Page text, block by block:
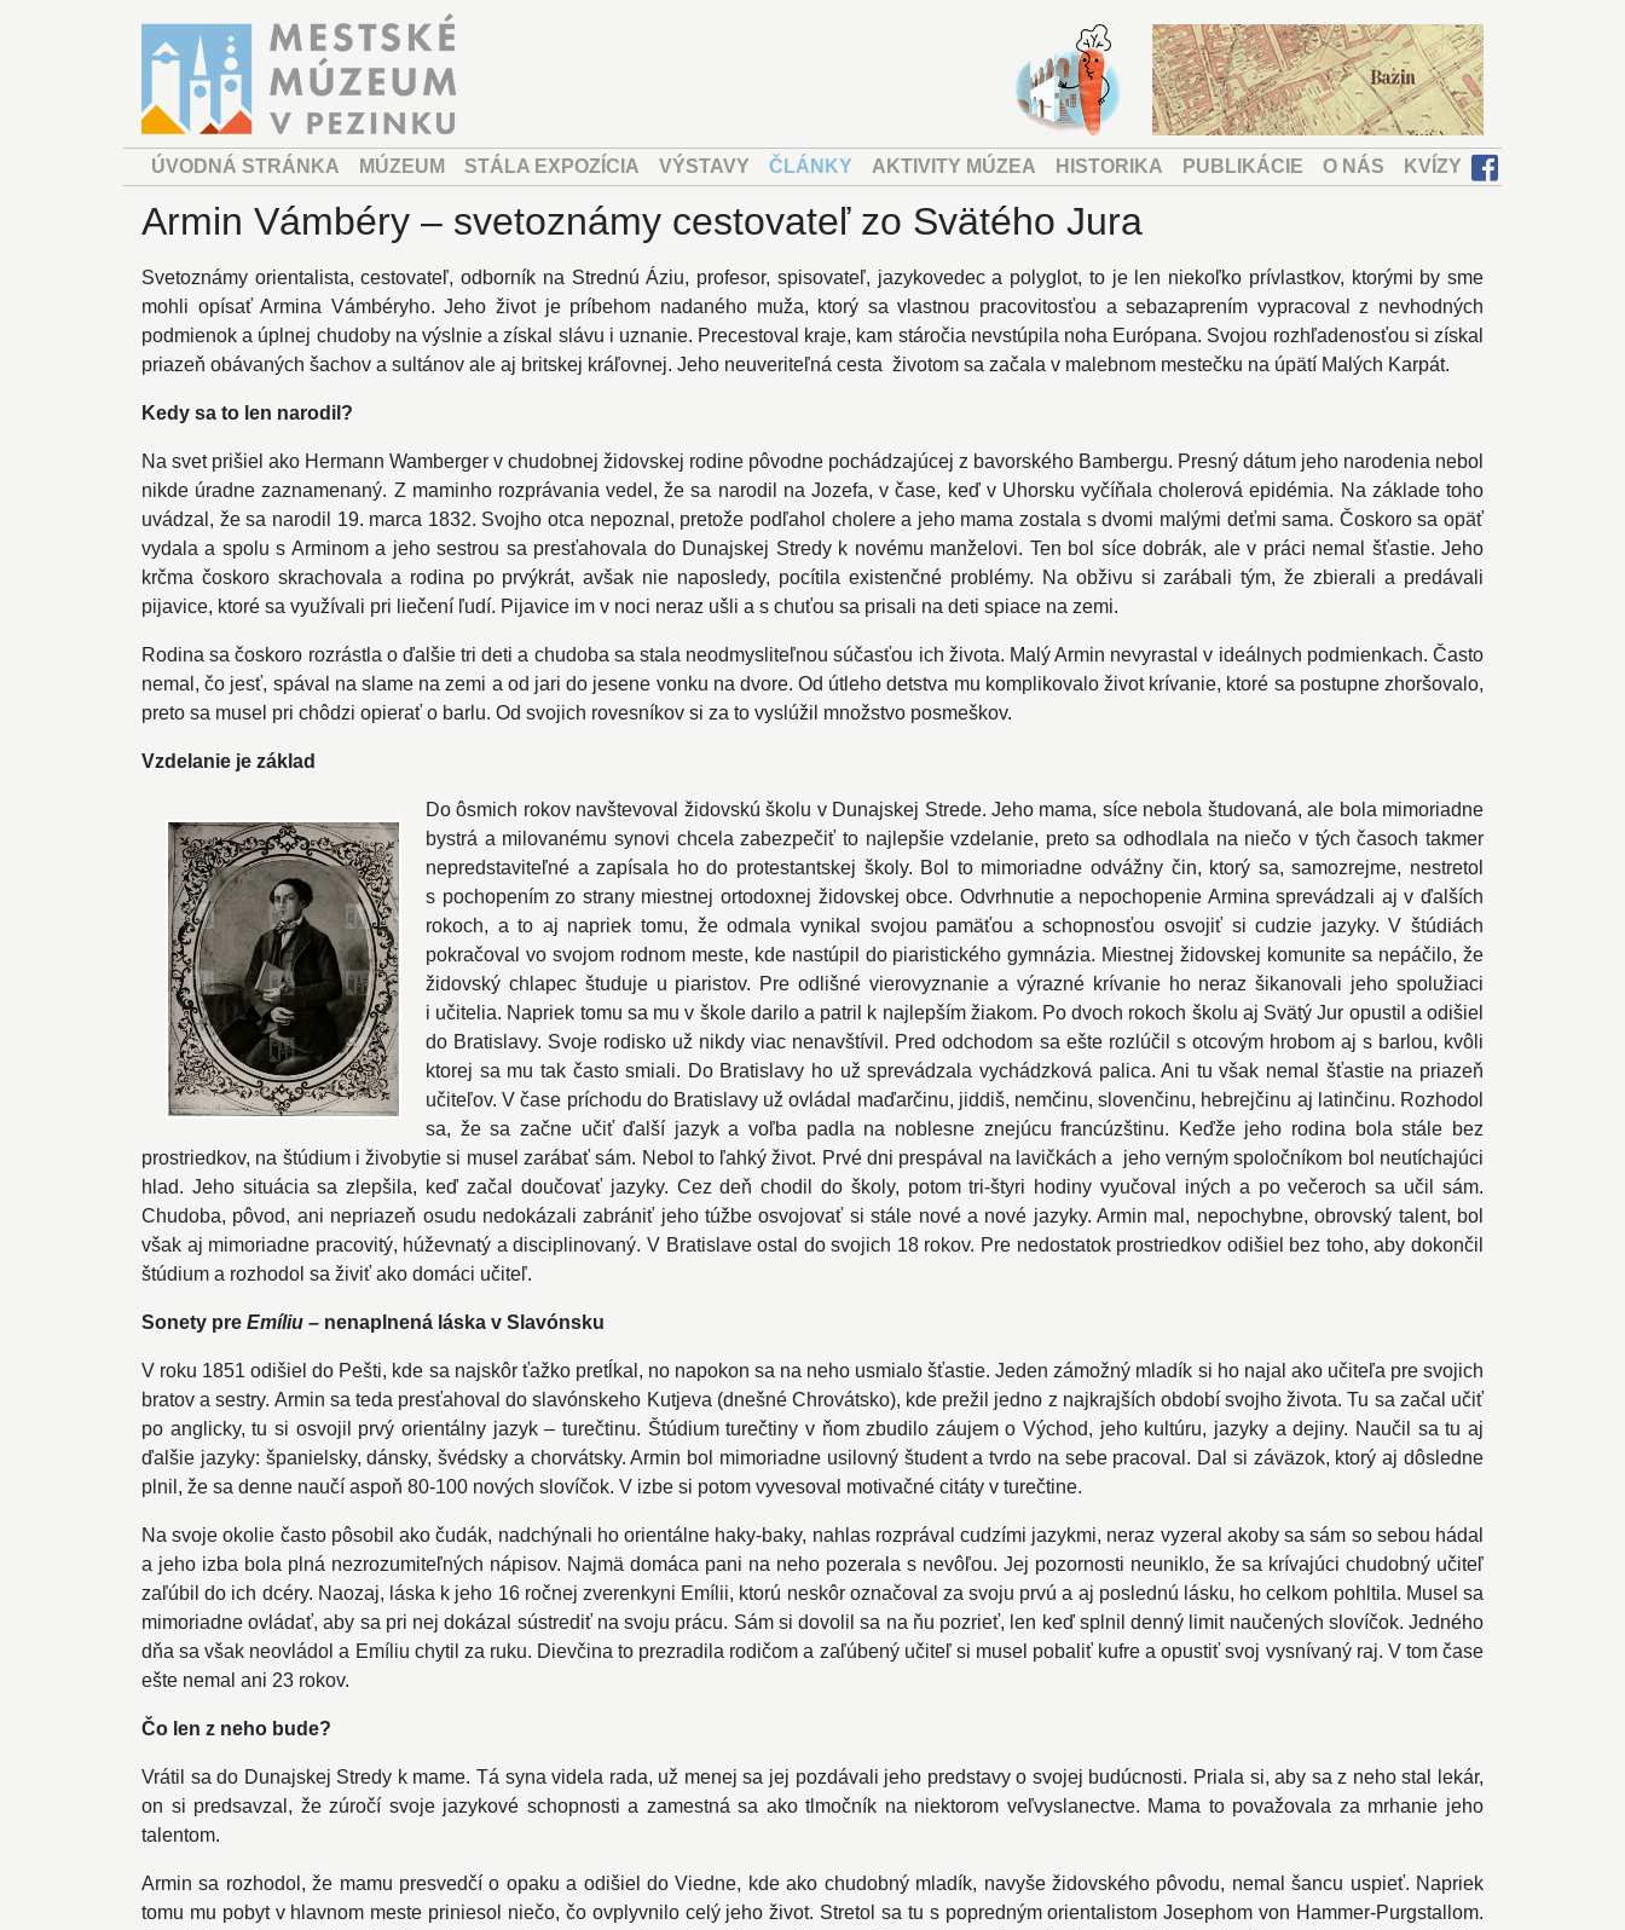
ÚVODNÁ STRÁNKA MÚZEUM STÁLA EXPOZÍCIA VÝSTAVY ČLÁNKY AKTIVITY MÚZEA HISTORIKA PUBLIKÁCIE O NÁS KVÍZY
Armin Vámbéry – svetoznámy cestovateľ zo Svätého Jura
Svetoznámy orientalista, cestovateľ, odborník na Strednú Áziu, profesor, spisovateľ, jazykovedec a polyglot, to je len niekoľko prívlastkov, ktorými by sme
mohli opísať Armina Vámbéryho. Jeho život je príbehom nadaného muža, ktorý sa vlastnou pracovitosťou a sebazaprením vypracoval z nevhodných
podmienok a úplnej chudoby na výslnie a získal slávu i uznanie. Precestoval kraje, kam stáročia nevstúpila noha Európana. Svojou rozhľadenosťou si získal
priazeň obávaných šachov a sultánov ale aj britskej kráľovnej. Jeho neuveriteľná cesta životom sa začala v malebnom mestečku na úpätí Malých Karpát.
Kedy sa to len narodil?
Na svet prišiel ako Hermann Wamberger v chudobnej židovskej rodine pôvodne pochádzajúcej z bavorského Bambergu. Presný dátum jeho narodenia nebol
nikde úradne zaznamenaný. Z maminho rozprávania vedel, že sa narodil na Jozefa, v čase, keď v Uhorsku vyčíňala cholerová epidémia. Na základe toho
uvádzal, že sa narodil 19. marca 1832. Svojho otca nepoznal, pretože podľahol cholere a jeho mama zostala s dvomi malými deťmi sama. Čoskoro sa opäť
vydala a spolu s Arminom a jeho sestrou sa presťahovala do Dunajskej Stredy k novému manželovi. Ten bol síce dobrák, ale v práci nemal šťastie. Jeho
krčma čoskoro skrachovala a rodina po prvýkrát, avšak nie naposledy, pocítila existenčné problémy. Na obživu si zarábali tým, že zbierali a predávali
pijavice, ktoré sa využívali pri liečení ľudí. Pijavice im v noci neraz ušli a s chuťou sa prisali na deti spiace na zemi.
Rodina sa čoskoro rozrástla o ďalšie tri deti a chudoba sa stala neodmysliteľnou súčasťou ich života. Malý Armin nevyrastal v ideálnych podmienkach. Často
nemal, čo jesť, spával na slame na zemi a od jari do jesene vonku na dvore. Od útleho detstva mu komplikovalo život krívanie, ktoré sa postupne zhoršovalo,
preto sa musel pri chôdzi opierať o barlu. Od svojich rovesníkov si za to vyslúžil množstvo posmeškov.
Vzdelanie je základ
Do ôsmich rokov navštevoval židovskú školu v Dunajskej Strede. Jeho mama, síce nebola študovaná, ale bola mimoriadne
bystrá a milovanému synovi chcela zabezpečiť to najlepšie vzdelanie, preto sa odhodlala na niečo v tých časoch takmer
nepredstaviteľné a zapísala ho do protestantskej školy. Bol to mimoriadne odvážny čin, ktorý sa, samozrejme, nestretol
s pochopením zo strany miestnej ortodoxnej židovskej obce. Odvrhnutie a nepochopenie Armina sprevádzali aj v ďalších
rokoch, a to aj napriek tomu, že odmala vynikal svojou pamäťou a schopnosťou osvojiť si cudzie jazyky. V štúdiách
pokračoval vo svojom rodnom meste, kde nastúpil do piaristického gymnázia. Miestnej židovskej komunite sa nepáčilo, že
židovský chlapec študuje u piaristov. Pre odlišné vierovyznanie a výrazné krívanie ho neraz šikanovali jeho spolužiaci
i učitelia. Napriek tomu sa mu v škole darilo a patril k najlepším žiakom. Po dvoch rokoch školu aj Svätý Jur opustil a odišiel
do Bratislavy. Svoje rodisko už nikdy viac nenavštívil. Pred odchodom sa ešte rozlúčil s otcovým hrobom aj s barlou, kvôli
ktorej sa mu tak často smiali. Do Bratislavy ho už sprevádzala vychádzková palica. Ani tu však nemal šťastie na priazeň
učiteľov. V čase príchodu do Bratislavy už ovládal maďarčinu, jiddiš, nemčinu, slovenčinu, hebrejčinu aj latinčinu. Rozhodol
sa, že sa začne učiť ďalší jazyk a voľba padla na noblesne znejúcu francúzštinu. Keďže jeho rodina bola stále bez
prostriedkov, na štúdium i živobytie si musel zarábať sám. Nebol to ľahký život. Prvé dni prespával na lavičkách a jeho verným spoločníkom bol neutíchajúci
hlad. Jeho situácia sa zlepšila, keď začal doučovať jazyky. Cez deň chodil do školy, potom tri-štyri hodiny vyučoval iných a po večeroch sa učil sám.
Chudoba, pôvod, ani nepriazeň osudu nedokázali zabrániť jeho túžbe osvojovať si stále nové a nové jazyky. Armin mal, nepochybne, obrovský talent, bol
však aj mimoriadne pracovitý, húževnatý a disciplinovaný. V Bratislave ostal do svojich 18 rokov. Pre nedostatok prostriedkov odišiel bez toho, aby dokončil
štúdium a rozhodol sa živiť ako domáci učiteľ.
Sonety pre Emíliu – nenaplnená láska v Slavónsku
V roku 1851 odišiel do Pešti, kde sa najskôr ťažko pretĺkal, no napokon sa na neho usmialo šťastie. Jeden zámožný mladík si ho najal ako učiteľa pre svojich
bratov a sestry. Armin sa teda presťahoval do slavónskeho Kutjeva (dnešné Chrovátsko), kde prežil jedno z najkrajších období svojho života. Tu sa začal učiť
po anglicky, tu si osvojil prvý orientálny jazyk – turečtinu. Štúdium turečtiny v ňom zbudilo záujem o Východ, jeho kultúru, jazyky a dejiny. Naučil sa tu aj
ďalšie jazyky: španielsky, dánsky, švédsky a chorvátsky. Armin bol mimoriadne usilovný študent a tvrdo na sebe pracoval. Dal si záväzok, ktorý aj dôsledne
plnil, že sa denne naučí aspoň 80-100 nových slovíčok. V izbe si potom vyvesoval motivačné citáty v turečtine.
Na svoje okolie často pôsobil ako čudák, nadchýnali ho orientálne haky-baky, nahlas rozprával cudzími jazykmi, neraz vyzeral akoby sa sám so sebou hádal
a jeho izba bola plná nezrozumiteľných nápisov. Najmä domáca pani na neho pozerala s nevôľou. Jej pozornosti neuniklo, že sa krívajúci chudobný učiteľ
zaľúbil do ich dcéry. Naozaj, láska k jeho 16 ročnej zverenkyni Emílii, ktorú neskôr označoval za svoju prvú a aj poslednú lásku, ho celkom pohltila. Musel sa
mimoriadne ovládať, aby sa pri nej dokázal sústrediť na svoju prácu. Sám si dovolil sa na ňu pozrieť, len keď splnil denný limit naučených slovíčok. Jedného
dňa sa však neovládol a Emíliu chytil za ruku. Dievčina to prezradila rodičom a zaľúbený učiteľ si musel pobaliť kufre a opustiť svoj vysnívaný raj. V tom čase
ešte nemal ani 23 rokov.
Čo len z neho bude?
Vrátil sa do Dunajskej Stredy k mame. Tá syna videla rada, už menej sa jej pozdávali jeho predstavy o svojej budúcnosti. Priala si, aby sa z neho stal lekár,
on si predsavzal, že zúročí svoje jazykové schopnosti a zamestná sa ako tlmočník na niektorom veľvyslanectve. Mama to považovala za mrhanie jeho
talentom.
Armin sa rozhodol, že mamu presvedčí o opaku a odišiel do Viedne, kde ako chudobný mladík, navyše židovského pôvodu, nemal šancu uspieť. Napriek
tomu mu pobyt v hlavnom meste priniesol niečo, čo ovplyvnilo celý jeho život. Stretol sa tu s popredným orientalistom Josephom von Hammer-Purgstallom.